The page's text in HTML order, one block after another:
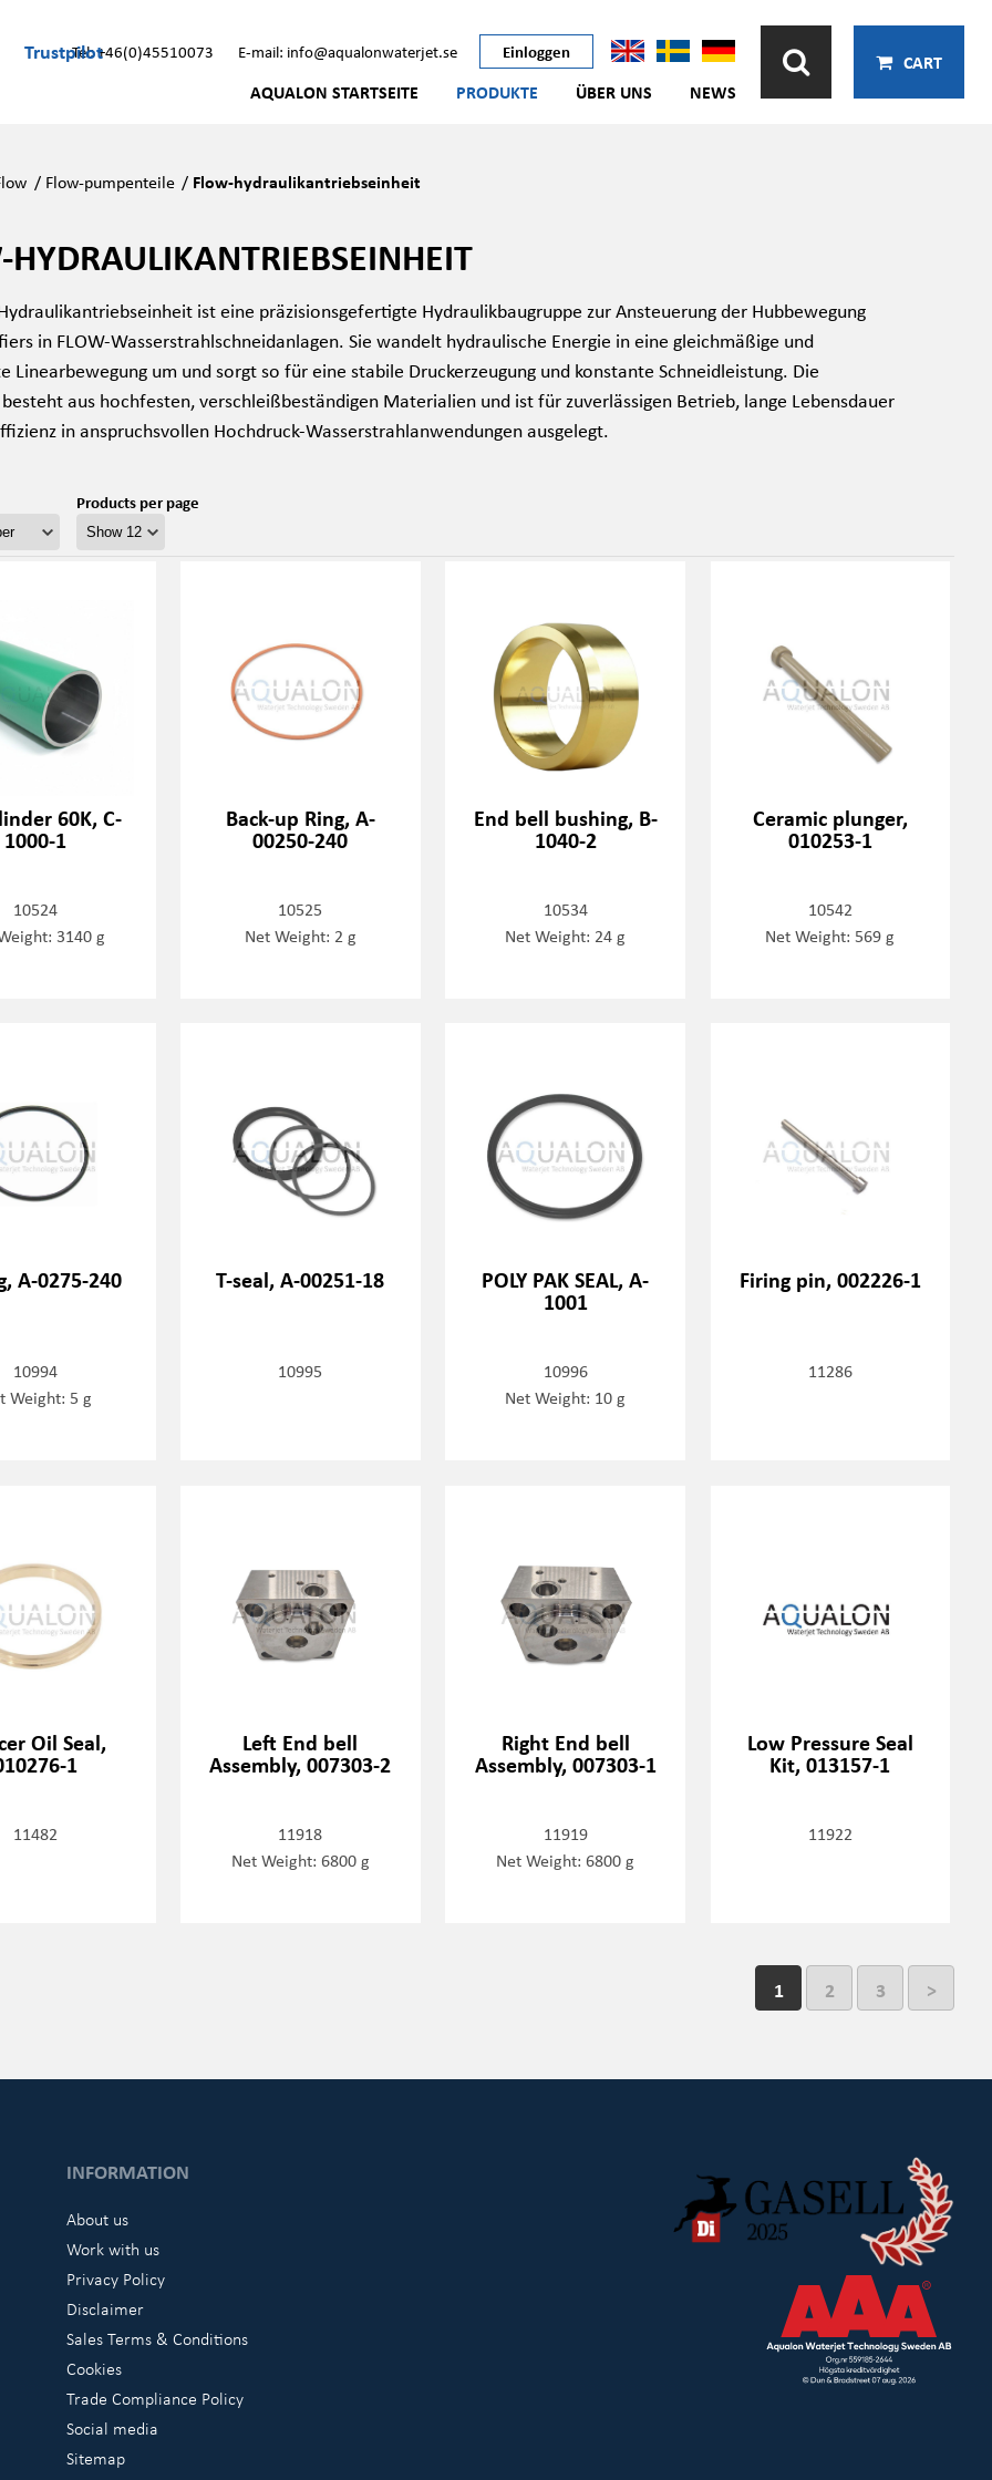
TrustpilotTel: +46(0)45510073 E-mail: info@aqualonwaterjet.se Einloggen
AQUALON STARTSEITE PRODUKTE ÜBER UNS NEWS
CART
/ Flow-pumpenteile / Flow-hydraulikantriebseinheit
HYDRAULIKANTRIEBSEINHEIT
ist eine präzisionsgefertigte Hydraulikbaugruppe zur Ansteuerung der Hubbewegung
in FLOW-Wasserstrahlschneidanlagen. Sie wandelt hydraulische Energie in eine gleichmäßige und
Linearbewegung um und sorgt so für eine stabile Druckerzeugung und konstante Schneidleistung. Die
aus hochfesten, verschleißbeständigen Materialien und ist für zuverlässigen Betrieb, lange Lebensdauer
in anspruchsvollen Hochdruck-Wasserstrahlanwendungen ausgelegt.
Products per page
60K, C-
1000-1
10524
3140 g
Back-up Ring, A-
00250-240
10525
Net Weight: 2 g
End bell bushing, B-
1040-2
10534
Net Weight: 24 g
Ceramic plunger,
010253-1
10542
Net Weight: 569 g
A-0275-240
10994
Weight: 5 g
T-seal, A-00251-18
10995
POLY PAK SEAL, A-
1001
10996
Net Weight: 10 g
Firing pin, 002226-1
11286
Oil Seal,
1
11482
Left End bell
Assembly, 007303-2
11918
Net Weight: 6800 g
Right End bell
Assembly, 007303-1
11919
Net Weight: 6800 g
Low Pressure Seal
Kit, 013157-1
11922
1 2 3 >
INFORMATION
About us
Work with us
Privacy Policy
Disclaimer
Sales Terms & Conditions
Cookies
Trade Compliance Policy
Social media
Sitemap